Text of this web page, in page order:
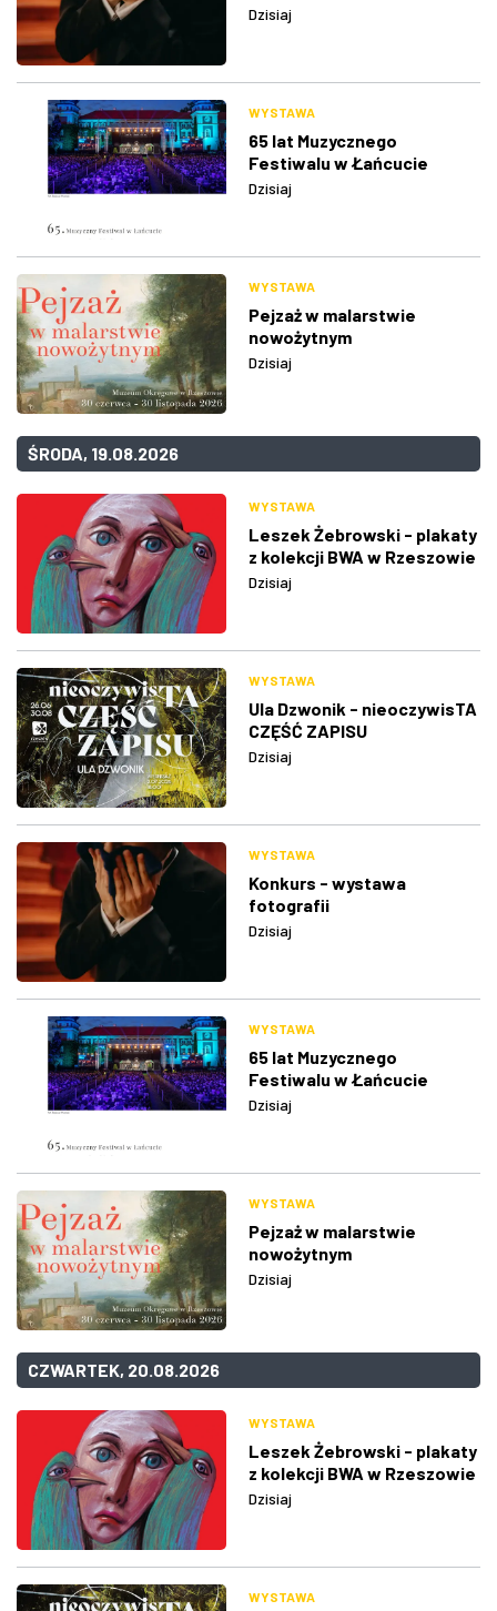
Dzisiaj
WYSTAWA
65 lat Muzycznego
Festiwalu w Łańcucie
Dzisiaj
WYSTAWA
Pejzaż w malarstwie
nowożytnym
Dzisiaj
ŚRODA, 19.08.2026
WYSTAWA
Leszek Żebrowski - plakaty
z kolekcji BWA w Rzeszowie
Dzisiaj
WYSTAWA
Ula Dzwonik - nieoczywisTA
CZĘŚĆ ZAPISU
Dzisiaj
WYSTAWA
Konkurs - wystawa
fotografii
Dzisiaj
WYSTAWA
65 lat Muzycznego
Festiwalu w Łańcucie
Dzisiaj
WYSTAWA
Pejzaż w malarstwie
nowożytnym
Dzisiaj
CZWARTEK, 20.08.2026
WYSTAWA
Leszek Żebrowski - plakaty
z kolekcji BWA w Rzeszowie
Dzisiaj
WYSTAWA